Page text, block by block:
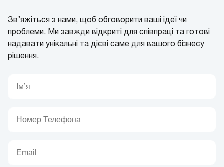
Зв’яжіться з нами, щоб обговорити ваші ідеї чи
проблеми. Ми завжди відкриті для співпраці та готові
надавати унікальні та дієві саме для вашого бізнесу
рішення.